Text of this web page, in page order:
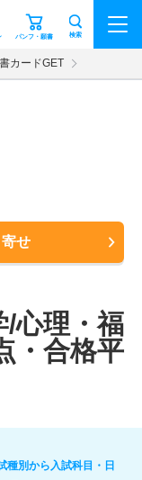
パンフ・願書 検索
カードGET
せ
/心理・福
・合格平
種別から入試科目・日